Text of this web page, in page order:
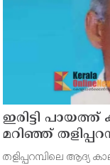
ഇരിട്ടി പായത്ത്
മറിഞ്ഞ്
കോണ്‍ഗ്രസ്
തളിപ്പറമ്പിലെ ആദ്യ